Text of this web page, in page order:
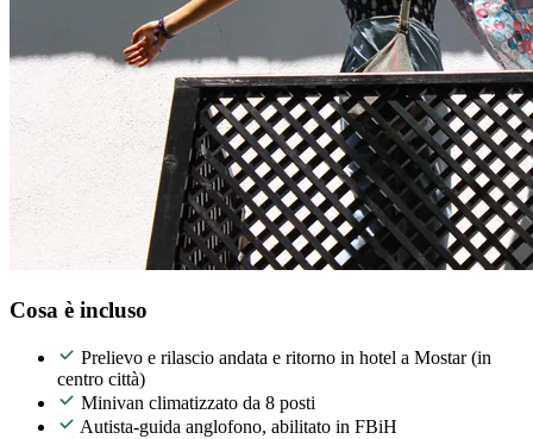
Cosa è incluso
Prelievo e rilascio andata e ritorno in hotel a Mostar (in
centro città)
Minivan climatizzato da 8 posti
Autista-guida anglofono, abilitato in FBiH